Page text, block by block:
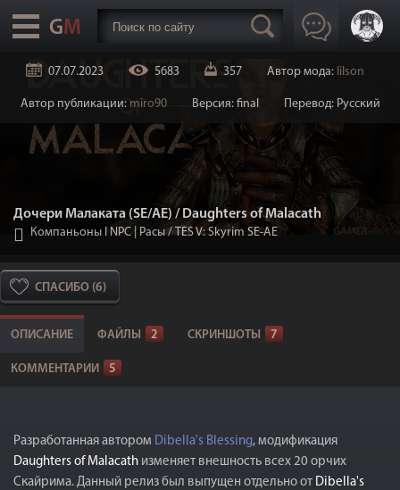
07.07.2023 5683 357 Автор мода: lilson
Автор публикации: miro90 Версия: final Перевод: Русский
Дочери Малаката (SE/AE) / Daughters of Malacath
Компаньоны I NPC | Расы/TES V: Skyrim SE-AE
СПАСИБО (6)
ОПИСАНИЕ ФАЙЛЫ 2 СКРИНШОТЫ 7
КОММЕНТАРИИ 5
Разработанная автором Dibella's Blessing, модификация
Daughters of Malacath изменяет внешность всех 20 орчих
Скайрима. Данный релиз был выпущен отдельно от Dibella's